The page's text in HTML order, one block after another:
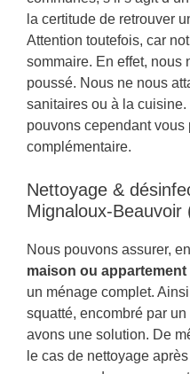
la certitude de retrouver
Attention toutefois, car
sommaire. En effet, nous
poussé. Nous ne nous
sanitaires ou à la
pouvons cependant vous
complémentaire.
Nettoyage &
Mignaloux-Beauvoir
Nous pouvons assurer,
maison ou
un ménage complet.
squatté, encombré par
avons une solution. De
le cas de nettoyage